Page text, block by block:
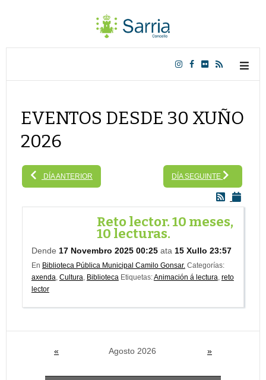
EVENTOS DESDE 30 XUÑO
2026
DÍA ANTERIOR DÍA SEGUINTE
Reto lector. 10 meses,
10 lecturas.
Dende 17 Novembro 2025 00:25 ata 15 Xullo 23:57
En Biblioteca Pública Municipal Camilo Gonsar. Categorías:
axenda, Cultura, Biblioteca Etiquetas:Animación á lectura, reto
lector
« Agosto 2026 »